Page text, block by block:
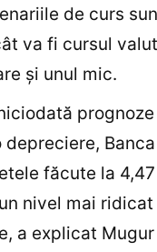
de curs
va fi cursul
şi unul mic.
depreciere,
făcute la
nivel mai
a explicat Mugur